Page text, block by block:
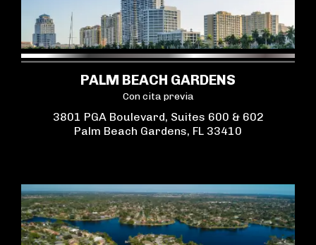
PALM BEACH GARDENS
Con cita previa
3801 PGA Boulevard, Suites 600 & 602
Palm Beach Gardens, FL 33410